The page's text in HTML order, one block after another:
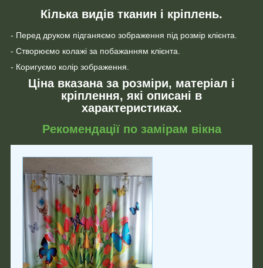
Кілька видів тканин і кріплень.
- Перед друком підганяємо зображення під розмір клієнта.
- Створюємо колажі за побажанням клієнта.
- Коригуємо колір зображення.
Ціна вказана за розміри, матеріал і
кріплення, які описані в
характеристиках.
Рекомендації по замірам вікна